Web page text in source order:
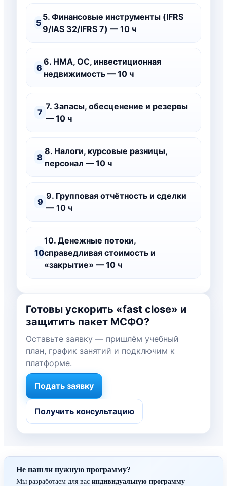
5
5. Финансовые инструменты (IFRS
9/IAS 32/IFRS 7) — 10 ч
6
6. НМА, ОС, инвестиционная
недвижимость — 10 ч
7
7. Запасы, обесценение и резервы
— 10 ч
8
8. Налоги, курсовые разницы,
персонал — 10 ч
9
9. Групповая отчётность и сделки
— 10 ч
10
10. Денежные потоки,
справедливая стоимость и
«закрытие» — 10 ч
Готовы ускорить «fast close» и
защитить пакет МСФО?
Оставьте заявку — пришлём учебный
план, график занятий и подключим к
платформе.
Подать заявку
Получить консультацию
Не нашли нужную программу?
Мы разработаем для вас индивидуальную программу